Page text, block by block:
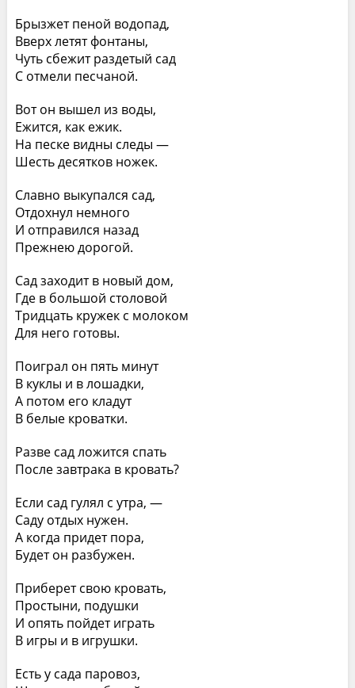
Брызжет пеной водопад,
Вверх летят фонтаны,
Чуть сбежит раздетый сад
С отмели песчаной.
Вот он вышел из воды,
Ежится, как ежик.
На песке видны следы —
Шесть десятков ножек.
Славно выкупался сад,
Отдохнул немного
И отправился назад
Прежнею дорогой.
Сад заходит в новый дом,
Где в большой столовой
Тридцать кружек с молоком
Для него готовы.
Поиграл он пять минут
В куклы и в лошадки,
А потом его кладут
В белые кроватки.
Разве сад ложится спать
После завтрака в кровать?
Если сад гулял с утра, —
Саду отдых нужен.
А когда придет пора,
Будет он разбужен.
Приберет свою кровать,
Простыни, подушки
И опять пойдет играть
В игры и в игрушки.
Есть у сада паровоз,